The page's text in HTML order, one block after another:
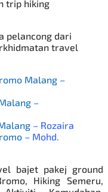
trip hiking
pelancong dari
travel
Malang –
–
– Rozaira
– Mohd.
bajet pakej ground
Hiking Semeru,